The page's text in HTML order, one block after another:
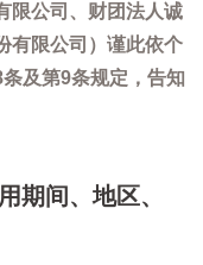
限公司、财团法人诚
有限公司）谨此依个
及第9条规定，告知
期间、地区、